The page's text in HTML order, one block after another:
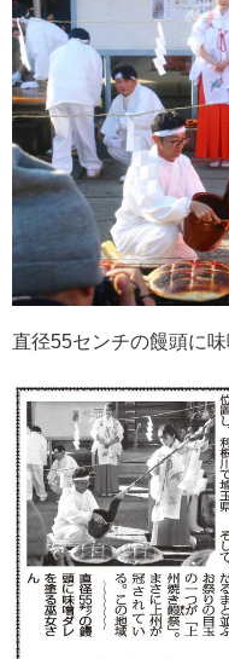
直径55センチの饅頭に